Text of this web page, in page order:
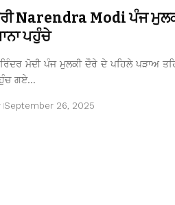
Narendra Modi ਪੰਜ
ਪਹੁੰਚੇ
ਮੋਦੀ ਪੰਜ ਮੁਲਕੀ ਦੌਰੇ ਦੇ ਪਹਿਲੇ ਪੜਾਅ
ਗਏ…
September 26, 2025